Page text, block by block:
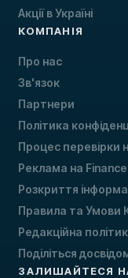
Акції в Україні
КОМПАНІЯ
Про нас
Зв'язок
Партнери
Політика
Процес перевірки
Реклама на
Розкриття
Правила та Умови
Редакційна
Поділіться
ЗАЛИШАЙТЕСЯ